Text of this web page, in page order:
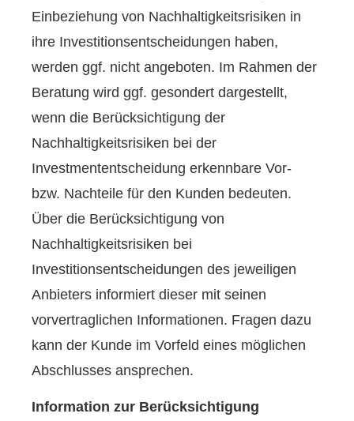
Einbeziehung von Nachhaltigkeitsrisiken in
ihre Investitionsentscheidungen haben,
werden ggf. nicht angeboten. Im Rahmen der
Beratung wird ggf. gesondert dargestellt,
wenn die Berücksichtigung der
Nachhaltigkeitsrisiken bei der
Investmententscheidung erkennbare Vor-
bzw. Nachteile für den Kunden bedeuten.
Über die Berücksichtigung von
Nachhaltigkeitsrisiken bei
Investitionsentscheidungen des jeweiligen
Anbieters informiert dieser mit seinen
vorvertraglichen Informationen. Fragen dazu
kann der Kunde im Vorfeld eines möglichen
Abschlusses ansprechen.
Information zur Berücksichtigung